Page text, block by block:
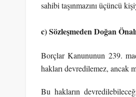
sahibi taşınmazını üçüncü
c) Sözleşmeden Doğan
Borçlar Kanununun 239.
hakları devredilemez, ancak
Bu hakların